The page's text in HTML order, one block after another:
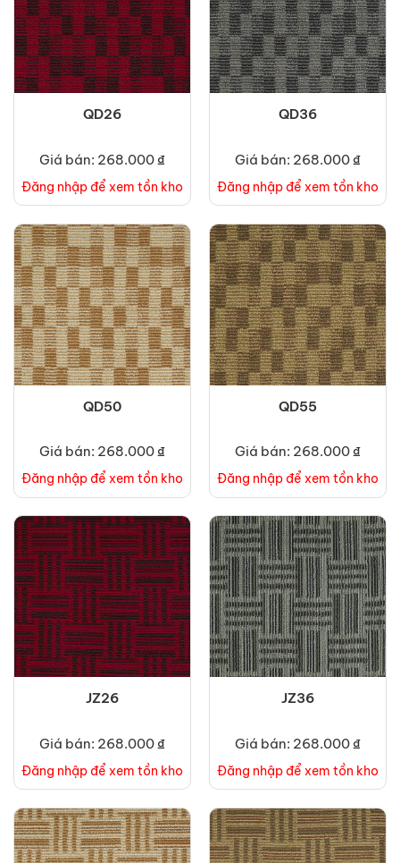
QD26
Giá bán: 268.000 ₫
Đăng nhập để xem tồn kho
QD36
Giá bán: 268.000 ₫
Đăng nhập để xem tồn kho
QD50
Giá bán: 268.000 ₫
Đăng nhập để xem tồn kho
QD55
Giá bán: 268.000 ₫
Đăng nhập để xem tồn kho
JZ26
Giá bán: 268.000 ₫
Đăng nhập để xem tồn kho
JZ36
Giá bán: 268.000 ₫
Đăng nhập để xem tồn kho